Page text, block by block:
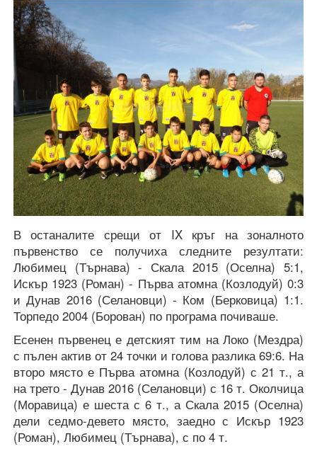
В останалите срещи от IX кръг на зоналното
първенство се получиха следните резултати:
Любимец (Търнава) - Скала 2015 (Оселна) 5:1,
Искър 1923 (Роман) - Първа атомна (Козлодуй) 0:3
и Дунав 2016 (Селановци) - Ком (Берковица) 1:1.
Торпедо 2004 (Борован) по програма почиваше.
Есенен първенец е детският тим на Локо (Мездра)
с пълен актив от 24 точки и голова разлика 69:6. На
второ място е Първа атомна (Козлодуй) с 21 т., а
на трето - Дунав 2016 (Селановци) с 16 т. Околчица
(Моравица) е шеста с 6 т., а Скала 2015 (Оселна)
дели седмо-девето място, заедно с Искър 1923
(Роман), Любимец (Търнава), с по 4 т.